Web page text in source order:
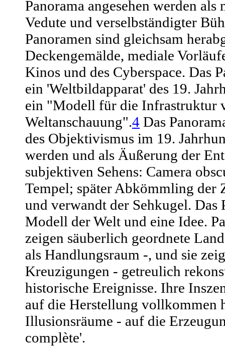
Panorama angesehen werden
Vedute und verselbständigter
Panoramen sind gleichsam
Deckengemälde, mediale
Kinos und des Cyberspace. Das
ein 'Weltbildapparat' des 19.
ein "Modell für die Infrastruktur
Weltanschauung".4 Das
des Objektivismus im 19.
werden und als Äußerung der
subjektiven Sehens: Camera
Tempel; später Abkömmling der
und verwandt der Sehkugel. Das
Modell der Welt und eine Idee.
zeigen säuberlich geordnete
als Handlungsraum -, und sie
Kreuzigungen - getreulich
historische Ereignisse. Ihre
auf die Herstellung vollkommen
Illusionsräume - auf die
complète'.